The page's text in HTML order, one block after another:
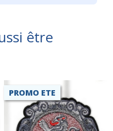
être
PROMO ETE